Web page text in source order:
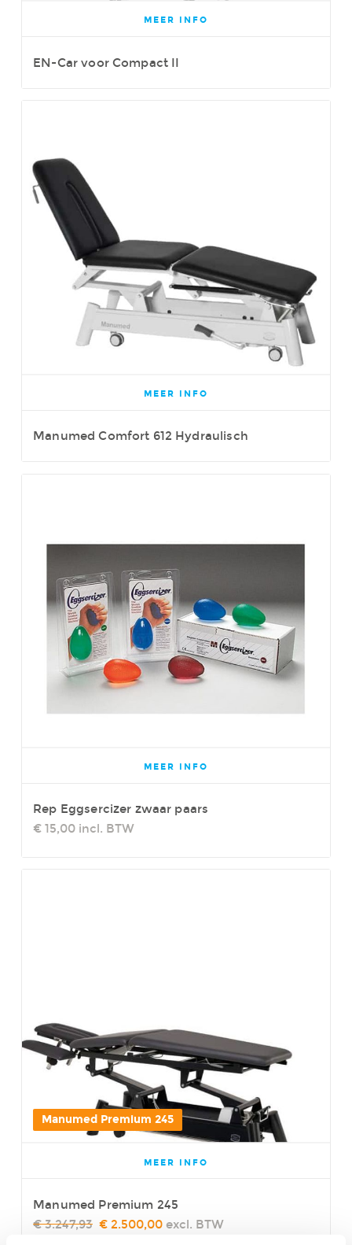
MEER INFO
EN-Car voor Compact II
MEER INFO
Manumed Comfort 612 Hydraulisch
MEER INFO
Rep Eggsercizer zwaar paars
€ 15,00 incl. BTW
Manumed Premium 245
MEER INFO
Manumed Premium 245
€ 3.247,93 € 2.500,00 excl. BTW